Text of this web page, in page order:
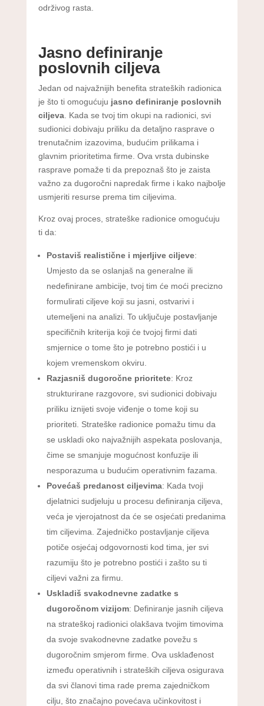
održivog rasta.
Jasno definiranje
poslovnih ciljeva
Jedan od najvažnijih benefita strateških radionica
je što ti omogućuju jasno definiranje poslovnih
ciljeva. Kada se tvoj tim okupi na radionici, svi
sudionici dobivaju priliku da detaljno rasprave o
trenutačnim izazovima, budućim prilikama i
glavnim prioritetima firme. Ova vrsta dubinske
rasprave pomaže ti da prepoznaš što je zaista
važno za dugoročni napredak firme i kako najbolje
usmjeriti resurse prema tim ciljevima.
Kroz ovaj proces, strateške radionice omogućuju
ti da:
Postaviš realistične i mjerljive ciljeve:
Umjesto da se oslanjaš na generalne ili
nedefinirane ambicije, tvoj tim će moći precizno
formulirati ciljeve koji su jasni, ostvarivi i
utemeljeni na analizi. To uključuje postavljanje
specifičnih kriterija koji će tvojoj firmi dati
smjernice o tome što je potrebno postići i u
kojem vremenskom okviru.
Razjasniš dugoročne prioritete: Kroz
strukturirane razgovore, svi sudionici dobivaju
priliku iznijeti svoje viđenje o tome koji su
prioriteti. Strateške radionice pomažu timu da
se uskladi oko najvažnijih aspekata poslovanja,
čime se smanjuje mogućnost konfuzije ili
nesporazuma u budućim operativnim fazama.
Povećaš predanost ciljevima: Kada tvoji
djelatnici sudjeluju u procesu definiranja ciljeva,
veća je vjerojatnost da će se osjećati predanima
tim ciljevima. Zajedničko postavljanje ciljeva
potiče osjećaj odgovornosti kod tima, jer svi
razumiju što je potrebno postići i zašto su ti
ciljevi važni za firmu.
Uskladiš svakodnevne zadatke s
dugoročnom vizijom: Definiranje jasnih ciljeva
na strateškoj radionici olakšava tvojim timovima
da svoje svakodnevne zadatke povežu s
dugoročnim smjerom firme. Ova usklađenost
između operativnih i strateških ciljeva osigurava
da svi članovi tima rade prema zajedničkom
cilju, što značajno povećava učinkovitost i